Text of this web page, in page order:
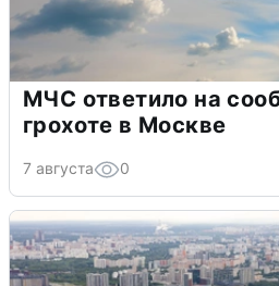
МЧС ответило на
грохоте в Москве
7 августа 0